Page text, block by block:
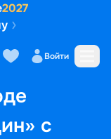
2027
Войти
с
Маршрут и